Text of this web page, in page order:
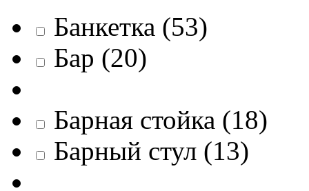
Банкетка (53)
Бар (20)
Барная стойка (18)
Барный стул (13)